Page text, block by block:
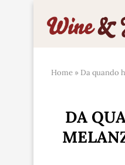
Home » Da quando
DA